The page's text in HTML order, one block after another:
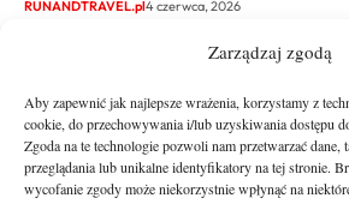
Zarządzaj zgodą
Aby zapewnić jak najlepsze wrażenia, korzystamy z
cookie, do przechowywania i/lub uzyskiwania dostępu
Zgoda na te technologie pozwoli nam przetwarzać dane,
przeglądania lub unikalne identyfikatory na tej stronie.
wycofanie zgody może niekorzystnie wpłynąć na
RUNANDTRAVEL.pl4 czerwca, 2026